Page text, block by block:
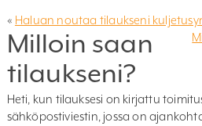
« Haluan noutaa tilaukseni
Milloin saan
tilaukseni?
Heti, kun tilauksesi on kirjattu
sähköpostiviestin, jossa on